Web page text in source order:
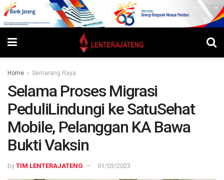
Home Semarang Raya
Selama Proses Migrasi
PeduliLindungi ke SatuSehat
Mobile, Pelanggan KA Bawa
Bukti Vaksin
by TIM LENTERAJATENG 01/03/2023